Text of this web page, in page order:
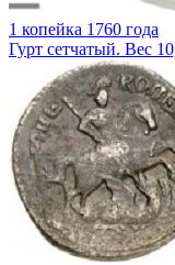
1 копейка 1760 года
Гурт сетчатый. Вес